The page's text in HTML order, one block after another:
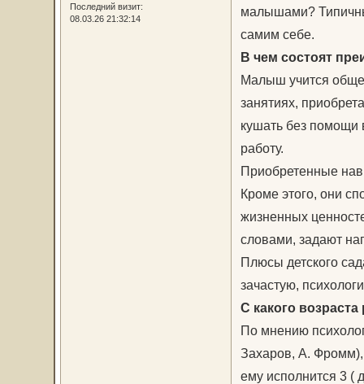
Последний визит:
08.03.26 21:32:14
малышами?
самим себе.
В чем состоят
Малыш учится
занятиях,
кушать без помощи
работу.
Приобретенные
Кроме этого, они
жизненных
словами, задают
Плюсы детского
зачастую,
С какого
По мнению
Захаров, А. Фромм),
ему исполнится 3 (